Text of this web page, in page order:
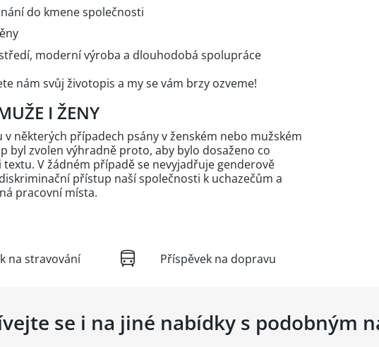
do kmene společnosti
moderní výroba a dlouhodobá spolupráce
nám svůj životopis a my se vám brzy ozveme!
I ŽENY
v některých případech psány v ženském nebo mužském
byl zvolen výhradně proto, aby bylo dosaženo co
V žádném případě se nevyjadřuje genderově
přístup naší společnosti k uchazečům a
pracovní místa.
na stravování Příspěvek na dopravu
se i na jiné nabídky s podobným